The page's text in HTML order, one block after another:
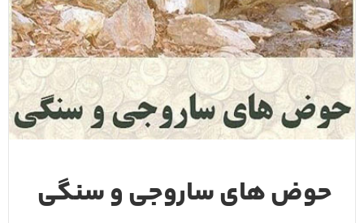
حوض های ساروجی و سنگی